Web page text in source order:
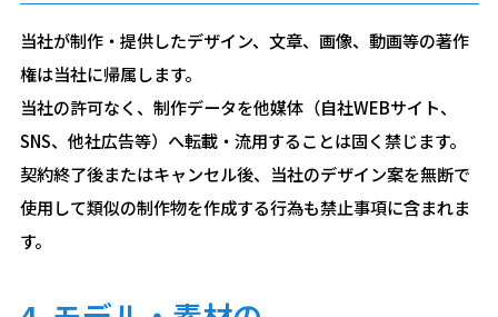
当社が制作・提供したデザイン、文章、画像、動画等の著作
権は当社に帰属します。
当社の許可なく、制作データを他媒体（自社WEBサイト、
SNS、他社広告等）へ転載・流用することは固く禁じます。
契約終了後またはキャンセル後、当社のデザイン案を無断で
使用して類似の制作物を作成する行為も禁止事項に含まれま
す。